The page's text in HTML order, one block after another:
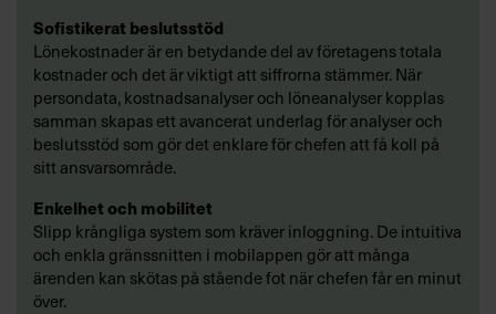
Sofistikerat beslutsstöd
Lönekostnader är en betydande del av företagens totala
kostnader och det är viktigt att siffrorna stämmer. När
persondata, kostnadsanalyser och löneanalyser kopplas
samman skapas ett avancerat underlag för analyser och
beslutsstöd som gör det enklare för chefen att få koll på
sitt ansvarsområde.
Enkelhet och mobilitet
Slipp krångliga system som kräver inloggning. De intuitiva
och enkla gränssnitten i mobilappen gör att många
ärenden kan skötas på stående fot när chefen får en minut
över.